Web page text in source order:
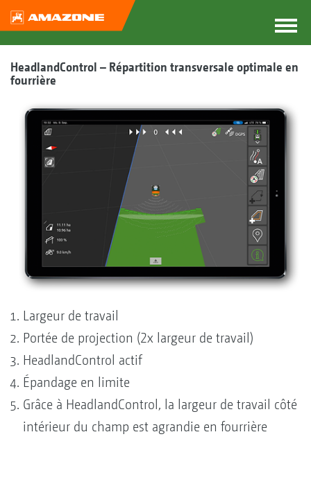
HeadlandControl – Répartition transversale optimale en
fourrière
Largeur de travail
Portée de projection (2x largeur de travail)
HeadlandControl actif
Épandage en limite
Grâce à HeadlandControl, la largeur de travail côté
intérieur du champ est agrandie en fourrière